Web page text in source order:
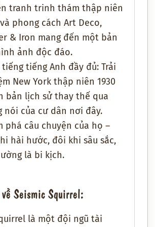
tranh trinh thám thập niên
phong cách Art Deco,
& Iron mang đến một bản
ảnh độc đáo.
tiếng tiếng Anh đầy đủ: Trải
New York thập niên 1930
bản lịch sử thay thế qua
nói của cư dân nơi đây.
phá câu chuyện của họ –
hài hước, đôi khi sâu sắc,
là bi kịch.
Seismic Squirrel:
là một đội ngũ tài